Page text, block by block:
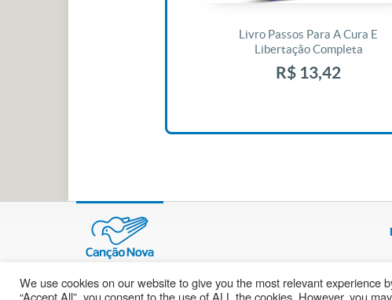
Livro Passos Para A Cura E
Libertação Completa
R$ 13,42
cancaonova.com© 2002 – 2026
Todos os direitos reservados.
We use cookies on our website to give you the most relevant experience
“Accept All”, you consent to the use of ALL the cookies. However, you